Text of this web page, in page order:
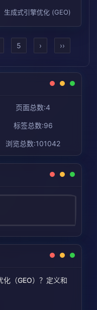
生成式引擎优化 (GEO)
5 › ››
页面总数:4
标签总数:96
浏览总数:101042
（GEO）？定义和